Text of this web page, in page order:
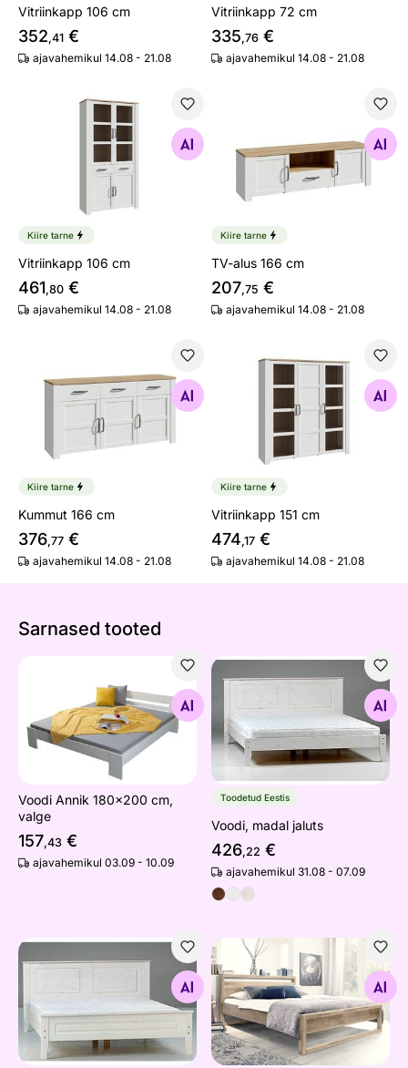
Vitriinkapp 106 cm
352,41 €
ajavahemikul 14.08 - 21.08
Vitriinkapp 72 cm
335,76 €
ajavahemikul 14.08 - 21.08
Vitriinkapp 106 cm
Otsi sarnaseid
Kiire tarne
Vitriinkapp 106 cm
461,80 €
ajavahemikul 14.08 - 21.08
Otsi sarnaseid
Kiire tarne
TV-alus 166 cm
207,75 €
ajavahemikul 14.08 - 21.08
Kummut 166 cm
Otsi sarnaseid
Kiire tarne
Kummut 166 cm
376,77 €
ajavahemikul 14.08 - 21.08
Kiire tarne
Vitriinkapp 151 cm
474,17 €
ajavahemikul 14.08 - 21.08
Sarnased tooted
Voodi Annik 180x200 cm, valge
Otsi sarnaseid
Voodi Annik 180x200 cm,
valge
157,43 €
ajavahemikul 03.09 - 10.09
Voodi, madal jaluts
Otsi sarnaseid
Toodetud Eestis
Voodi, madal jaluts
426,22 €
ajavahemikul 31.08 - 07.09
Voodi, kõrge jaluts Tammepuidust voodi Paula
Otsi sarnaseid